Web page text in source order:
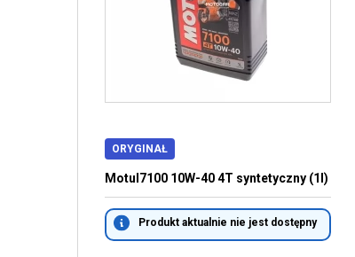
ORYGINAŁ
Motul7100 10W-40 4T syntetyczny (1l)
Produkt aktualnie nie jest dostępny